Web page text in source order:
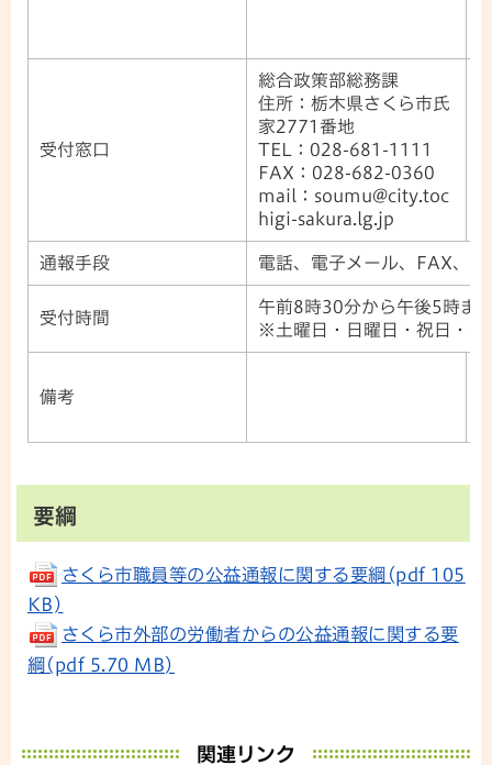
受付窓口
総合政策部総務課
住所：栃木県さくら市氏
家2771番地
TEL：028-681-1111
FAX：028-682-0360
mail：soumu@city.toc
higi-sakura.lg.jp
通報手段 電話、電子メール、FAX、郵
受付時間
午前8時30分から午後5時ま
※土曜日・日曜日・祝日・年
備考
要綱
さくら市職員等の公益通報に関する要綱(pdf 105
KB)
さくら市外部の労働者からの公益通報に関する要
綱(pdf 5.70 MB)
関連リンク